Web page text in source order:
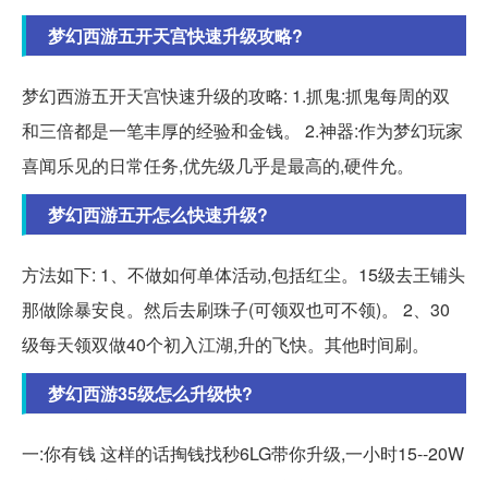
梦幻西游五开天宫快速升级攻略?
梦幻西游五开天宫快速升级的攻略: 1.抓鬼:抓鬼每周的双
和三倍都是一笔丰厚的经验和金钱。 2.神器:作为梦幻玩家
喜闻乐见的日常任务,优先级几乎是最高的,硬件允。
梦幻西游五开怎么快速升级?
方法如下: 1、不做如何单体活动,包括红尘。15级去王铺头
那做除暴安良。然后去刷珠子(可领双也可不领)。 2、30
级每天领双做40个初入江湖,升的飞快。其他时间刷。
梦幻西游35级怎么升级快?
一:你有钱 这样的话掏钱找秒6LG带你升级,一小时15--20W